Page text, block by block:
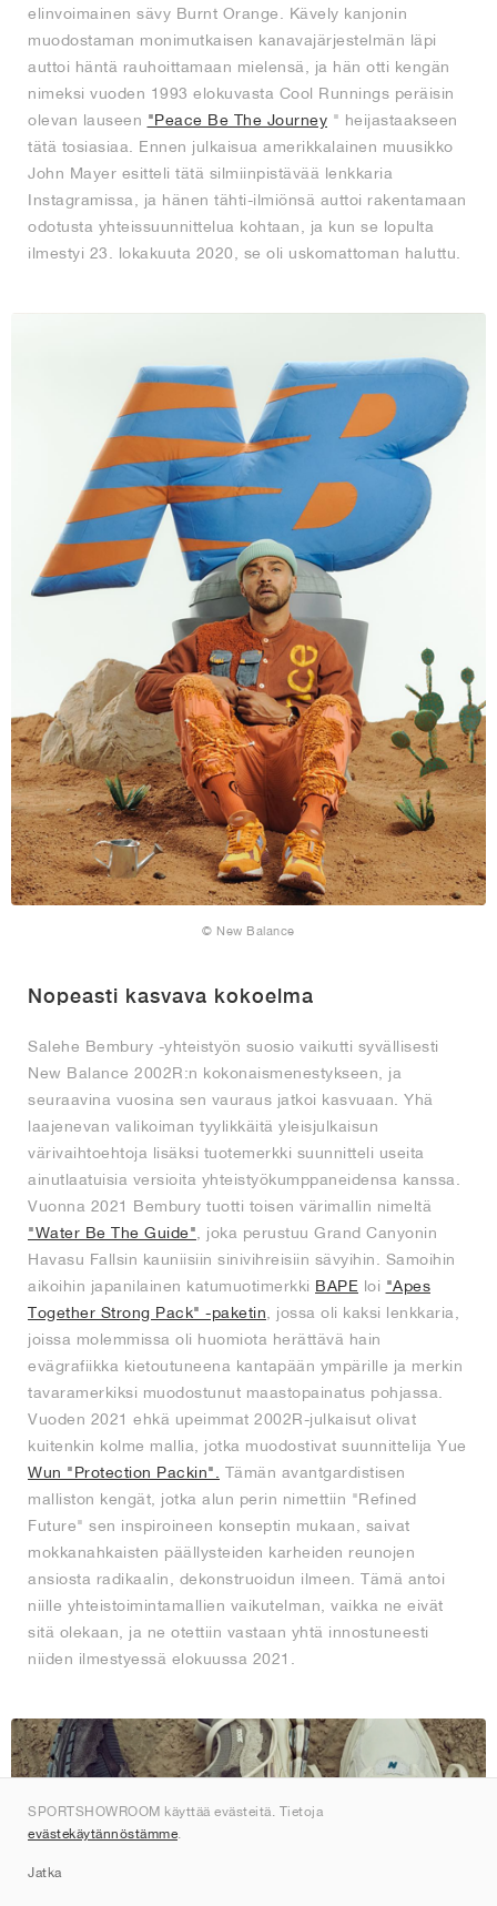
elinvoimainen sävy Burnt Orange. Kävely kanjonin
muodostaman monimutkaisen kanavajärjestelmän läpi
auttoi häntä rauhoittamaan mielensä, ja hän otti kengän
nimeksi vuoden 1993 elokuvasta Cool Runnings peräisin
olevan lauseen "Peace Be The Journey " heijastaakseen
tätä tosiasiaa. Ennen julkaisua amerikkalainen muusikko
John Mayer esitteli tätä silmiinpistävää lenkkaria
Instagramissa, ja hänen tähti-ilmiönsä auttoi rakentamaan
odotusta yhteissuunnittelua kohtaan, ja kun se lopulta
ilmestyi 23. lokakuuta 2020, se oli uskomattoman haluttu.
© New Balance
Nopeasti kasvava kokoelma
Salehe Bembury -yhteistyön suosio vaikutti syvällisesti
New Balance 2002R:n kokonaismenestykseen, ja
seuraavina vuosina sen vauraus jatkoi kasvuaan. Yhä
laajenevan valikoiman tyylikkäitä yleisjulkaisun
värivaihtoehtoja lisäksi tuotemerkki suunnitteli useita
ainutlaatuisia versioita yhteistyökumppaneidensa kanssa.
Vuonna 2021 Bembury tuotti toisen värimallin nimeltä
"Water Be The Guide" , joka perustuu Grand Canyonin
Havasu Fallsin kauniisiin sinivihreisiin sävyihin. Samoihin
aikoihin japanilainen katumuotimerkki BAPE loi "Apes
Together Strong Pack" -paketin , jossa oli kaksi lenkkaria,
joissa molemmissa oli huomiota herättävä hain
evägrafiikka kietoutuneena kantapään ympärille ja merkin
tavaramerkiksi muodostunut maastopainatus pohjassa.
Vuoden 2021 ehkä upeimmat 2002R-julkaisut olivat
kuitenkin kolme mallia, jotka muodostivat suunnittelija Yue
Wun "Protection Packin".
Tämän avantgardistisen
malliston kengät, jotka alun perin nimettiin "Refined
Future" sen inspiroineen konseptin mukaan, saivat
mokkanahkaisten päällysteiden karheiden reunojen
ansiosta radikaalin, dekonstruoidun ilmeen. Tämä antoi
niille yhteistoimintamallien vaikutelman, vaikka ne eivät
sitä olekaan, ja ne otettiin vastaan yhtä innostuneesti
niiden ilmestyessä elokuussa 2021.
SPORTSHOWROOM käyttää evästeitä. Tietoja
evästekäytännöstämme.
Jatka